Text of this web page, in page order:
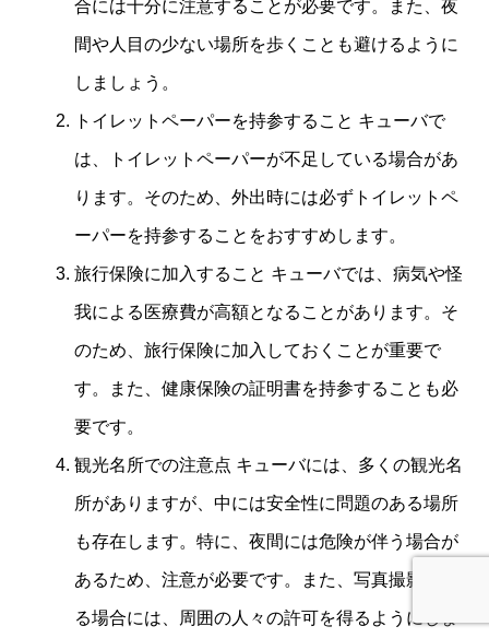
合には十分に注意することが必要です。また、夜
間や人目の少ない場所を歩くことも避けるように
しましょう。
トイレットペーパーを持参すること キューバで
は、トイレットペーパーが不足している場合があ
ります。そのため、外出時には必ずトイレットペ
ーパーを持参することをおすすめします。
旅行保険に加入すること キューバでは、病気や怪
我による医療費が高額となることがあります。そ
のため、旅行保険に加入しておくことが重要で
す。また、健康保険の証明書を持参することも必
要です。
観光名所での注意点 キューバには、多くの観光名
所がありますが、中には安全性に問題のある場所
も存在します。特に、夜間には危険が伴う場合が
あるため、注意が必要です。また、写真撮影をす
る場合には、周囲の人々の許可を得るようにしま